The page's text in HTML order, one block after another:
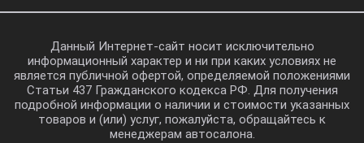
15.8% Выбрать
Данный Интернет-сайт носит исключительно
информационный характер и ни при каких условиях не
является публичной офертой, определяемой положениями
Статьи 437 Гражданского кодекса РФ. Для получения
подробной информации о наличии и стоимости указанных
товаров и (или) услуг, пожалуйста, обращайтесь к
менеджерам автосалона.